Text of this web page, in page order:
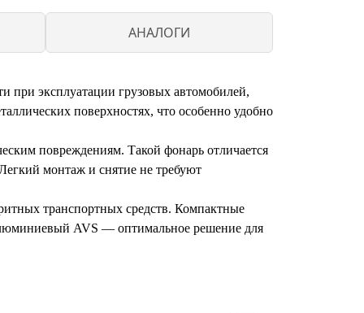
АНАЛОГИ
при эксплуатации грузовых автомобилей,
поверхностях, что особенно удобно
повреждениям. Такой фонарь отличается
монтаж и снятие не требуют
транспортных средств. Компактные
AVS — оптимальное решение для